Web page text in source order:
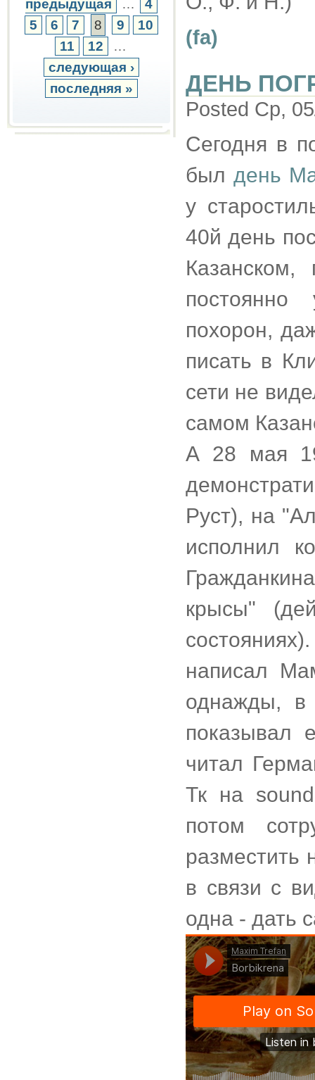
предыдущая …
4
5
6 7 8 9
10
11
12
…
следующая ›
последняя »
(fa)
ДЕНЬ
Posted Ср,
Сегодня в
был день
у
40й день
Казанском,
постоянно
похорон,
писать в
сети не
самом
А 28 мая
Руст), на
исполнил
крысы"
написал
однажды,
показывал
читал
Тк на
потом
в связи с
одна - дать